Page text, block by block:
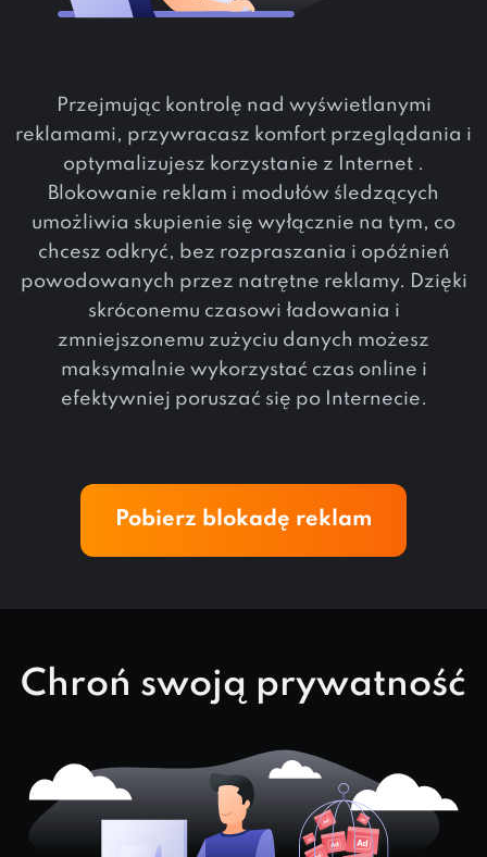
Przejmując kontrolę nad wyświetlanymi
reklamami, przywracasz komfort przeglądania i
optymalizujesz korzystanie z Internet .
Blokowanie reklam i modułów śledzących
umożliwia skupienie się wyłącznie na tym, co
chcesz odkryć, bez rozpraszania i opóźnień
powodowanych przez natrętne reklamy. Dzięki
skróconemu czasowi ładowania i
zmniejszonemu zużyciu danych możesz
maksymalnie wykorzystać czas online i
efektywniej poruszać się po Internecie.
Pobierz blokadę reklam
Chroń swoją prywatność